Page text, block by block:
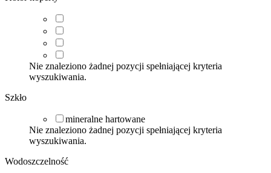
Nie znaleziono żadnej pozycji spełniającej kryteria
wyszukiwania.
Szkło
mineralne hartowane
Nie znaleziono żadnej pozycji spełniającej kryteria
wyszukiwania.
Wodoszczelność